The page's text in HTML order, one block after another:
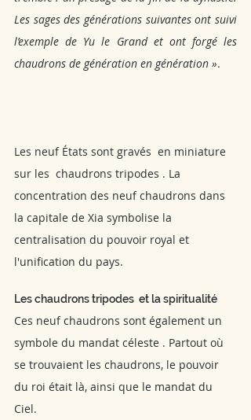
Les sages des générations suivantes ont suivi
l’exemple de Yu le Grand et ont forgé les
chaudrons de génération en génération ».
Les neuf États sont gravés  en miniature
sur les  chaudrons tripodes . La
concentration des neuf chaudrons dans
la capitale de Xia symbolise la
centralisation du pouvoir royal et
l'unification du pays.
Les chaudrons tripodes  et la spiritualité
Ces neuf chaudrons sont également un
symbole du mandat céleste . Partout où
se trouvaient les chaudrons, le pouvoir
du roi était là, ainsi que le mandat du
Ciel.